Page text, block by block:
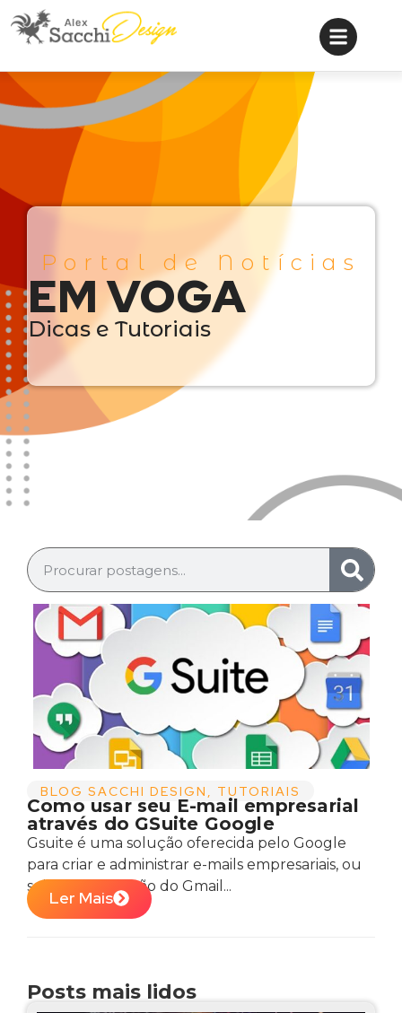
Portal de Notícias
EM VOGA
Dicas e Tutoriais
BLOG SACCHI DESIGN , TUTORIAIS
Como usar seu E-mail empresarial
através do GSuite Google
Gsuite é uma solução oferecida pelo Google
para criar e administrar e-mails empresariais, ou
seja, é uma versão do Gmail...
Ler Mais
Posts mais lidos